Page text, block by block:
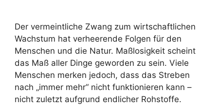
Der vermeintliche Zwang zum wirtschaftlichen
Wachstum hat verheerende Folgen für den
Menschen und die Natur. Maßlosigkeit scheint
das Maß aller Dinge geworden zu sein. Viele
Menschen merken jedoch, dass das Streben
nach „immer mehr“ nicht funktionieren kann –
nicht zuletzt aufgrund endlicher Rohstoffe.